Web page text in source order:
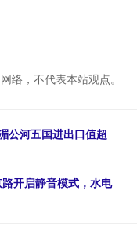
络，不代表本站观点。
公河五国进出口值超
开启静音模式，水电